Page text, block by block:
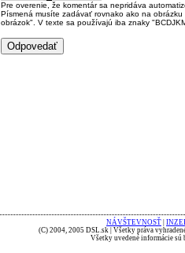
Pre overenie, že komentár sa nepridáva
Písmená musíte zadávať rovnako ako na
obrázok". V texte sa používajú iba znaky
NÁVŠTEVNOSŤ
(C) 2004, 2005 DSL.sk | Všetky práva
Všetky uvedené informácie sú